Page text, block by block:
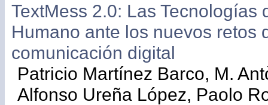
TextMess 2.0: Las Tecnologías
Humano ante los nuevos retos
comunicación digital
Patricio Martínez Barco, M.
Alfonso Ureña López, Paolo